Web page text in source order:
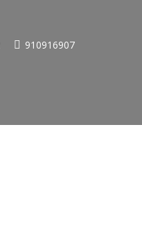
910916907